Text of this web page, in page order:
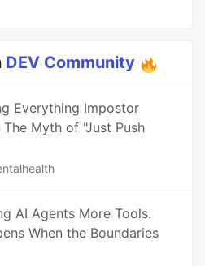
DEV Community
Everything Impostor
The Myth of "Just Push
AI Agents More Tools.
When the Boundaries